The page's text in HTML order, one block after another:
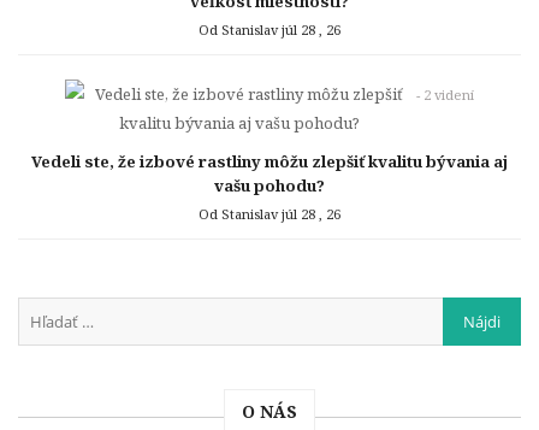
Od Stanislavjúl 28 , 26
- 2 videní
Vedeli ste, že izbové rastliny môžu zlepšiť kvalitu bývania aj
vašu pohodu?
Od Stanislavjúl 28 , 26
O NÁS